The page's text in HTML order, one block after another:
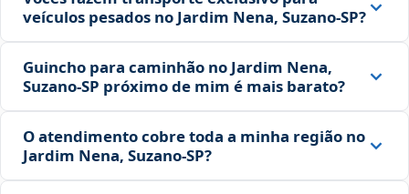
veículos pesados no Jardim Nena, Suzano‑SP?
Guincho para caminhão no Jardim Nena,
Suzano‑SP próximo de mim é mais barato?
O atendimento cobre toda a minha região no
Jardim Nena, Suzano‑SP?